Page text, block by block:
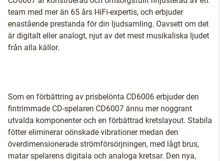
team med mer än 65 års HiFi-expertis, och erbjuder
enastående prestanda för din ljudsamling. Oavsett om det
är digitalt eller analogt, njut av det mest musikaliska ljudet
från alla källor.
Som en förbättring av prisbelönta CD6006 erbjuder den
fintrimmade CD-spelaren CD6007 ännu mer noggrant
utvalda komponenter och en förbättrad kretslayout. Stabila
fötter eliminerar oönskade vibrationer medan den
överdimensionerade strömförsörjningen, med lågt brus,
matar spelarens digitala och analoga kretsar. Den nya,